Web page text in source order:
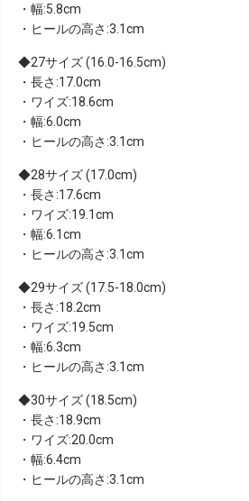
・幅:5.8cm
・ヒールの高さ:3.1cm
27サイズ (16.0-16.5cm)
・長さ:17.0cm
・ワイズ:18.6cm
・幅:6.0cm
・ヒールの高さ:3.1cm
28サイズ (17.0cm)
・長さ:17.6cm
・ワイズ:19.1cm
・幅:6.1cm
・ヒールの高さ:3.1cm
29サイズ (17.5-18.0cm)
・長さ:18.2cm
・ワイズ:19.5cm
・幅:6.3cm
・ヒールの高さ:3.1cm
30サイズ (18.5cm)
・長さ:18.9cm
・ワイズ:20.0cm
・幅:6.4cm
・ヒールの高さ:3.1cm